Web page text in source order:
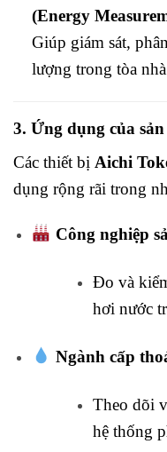
(Energy
Giúp giám sát,
lượng trong tòa
3. Ứng dụng của
Các thiết bị Aichi
dụng rộng rãi trong
Công nghiệp
Đo và
hơi nước
Ngành cấp
Theo dõi
hệ thống